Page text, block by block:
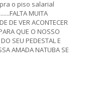
o piso salarial
MUITA
DE VER ACONTECER
QUE O NOSSO
SEU PEDESTAL E
AMADA NATUBA SE